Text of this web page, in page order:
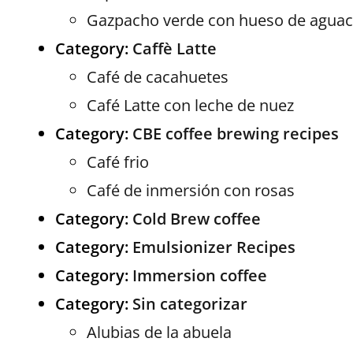
Gazpacho verde con hueso de
Category: Caffè Latte
Café de cacahuetes
Café Latte con leche de nuez
Category: CBE coffee brewing recipes
Café frio
Café de inmersión con rosas
Category: Cold Brew coffee
Category: Emulsionizer Recipes
Category: Immersion coffee
Category: Sin categorizar
Alubias de la abuela